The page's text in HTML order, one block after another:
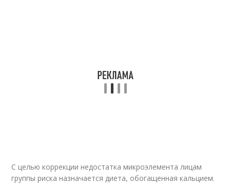
С целью коррекции недостатка микроэлемента лицам
группы риска назначается диета, обогащенная кальцием.